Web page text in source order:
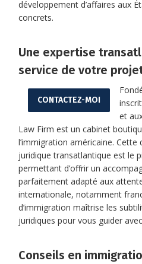
développement d’affaires aux
concrets.
Une expertise
service de votre
CONTACTEZ-MOI
et
Law Firm est un cabinet
l’immigration américaine.
juridique transatlantique est le
permettant d’offrir un
parfaitement adapté aux
internationale, notamment
d’immigration maîtrise les
juridiques pour vous guider
Conseils en